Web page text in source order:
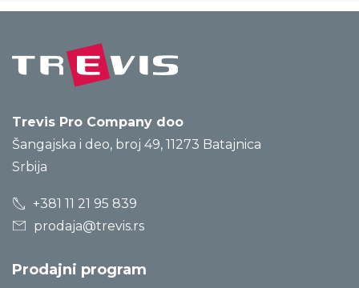
Trevis Pro Company doo
Šangajska i deo, broj 49, 11273 Batajnica
Srbija
+381 11 21 95 839
prodaja@trevis.rs
Prodajni program